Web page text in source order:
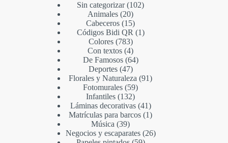
Sin categorizar 102
Animales 20
Cabeceros 15
Códigos Bidi QR
1
Colores 783
Con textos 4
De Famosos 64
Deportes 47
Florales y Naturaleza 91
Fotomurales 59
Infantiles 132
Láminas decorativas 41
Matrículas para barcos 1
Música 39
Negocios y escaparates 26